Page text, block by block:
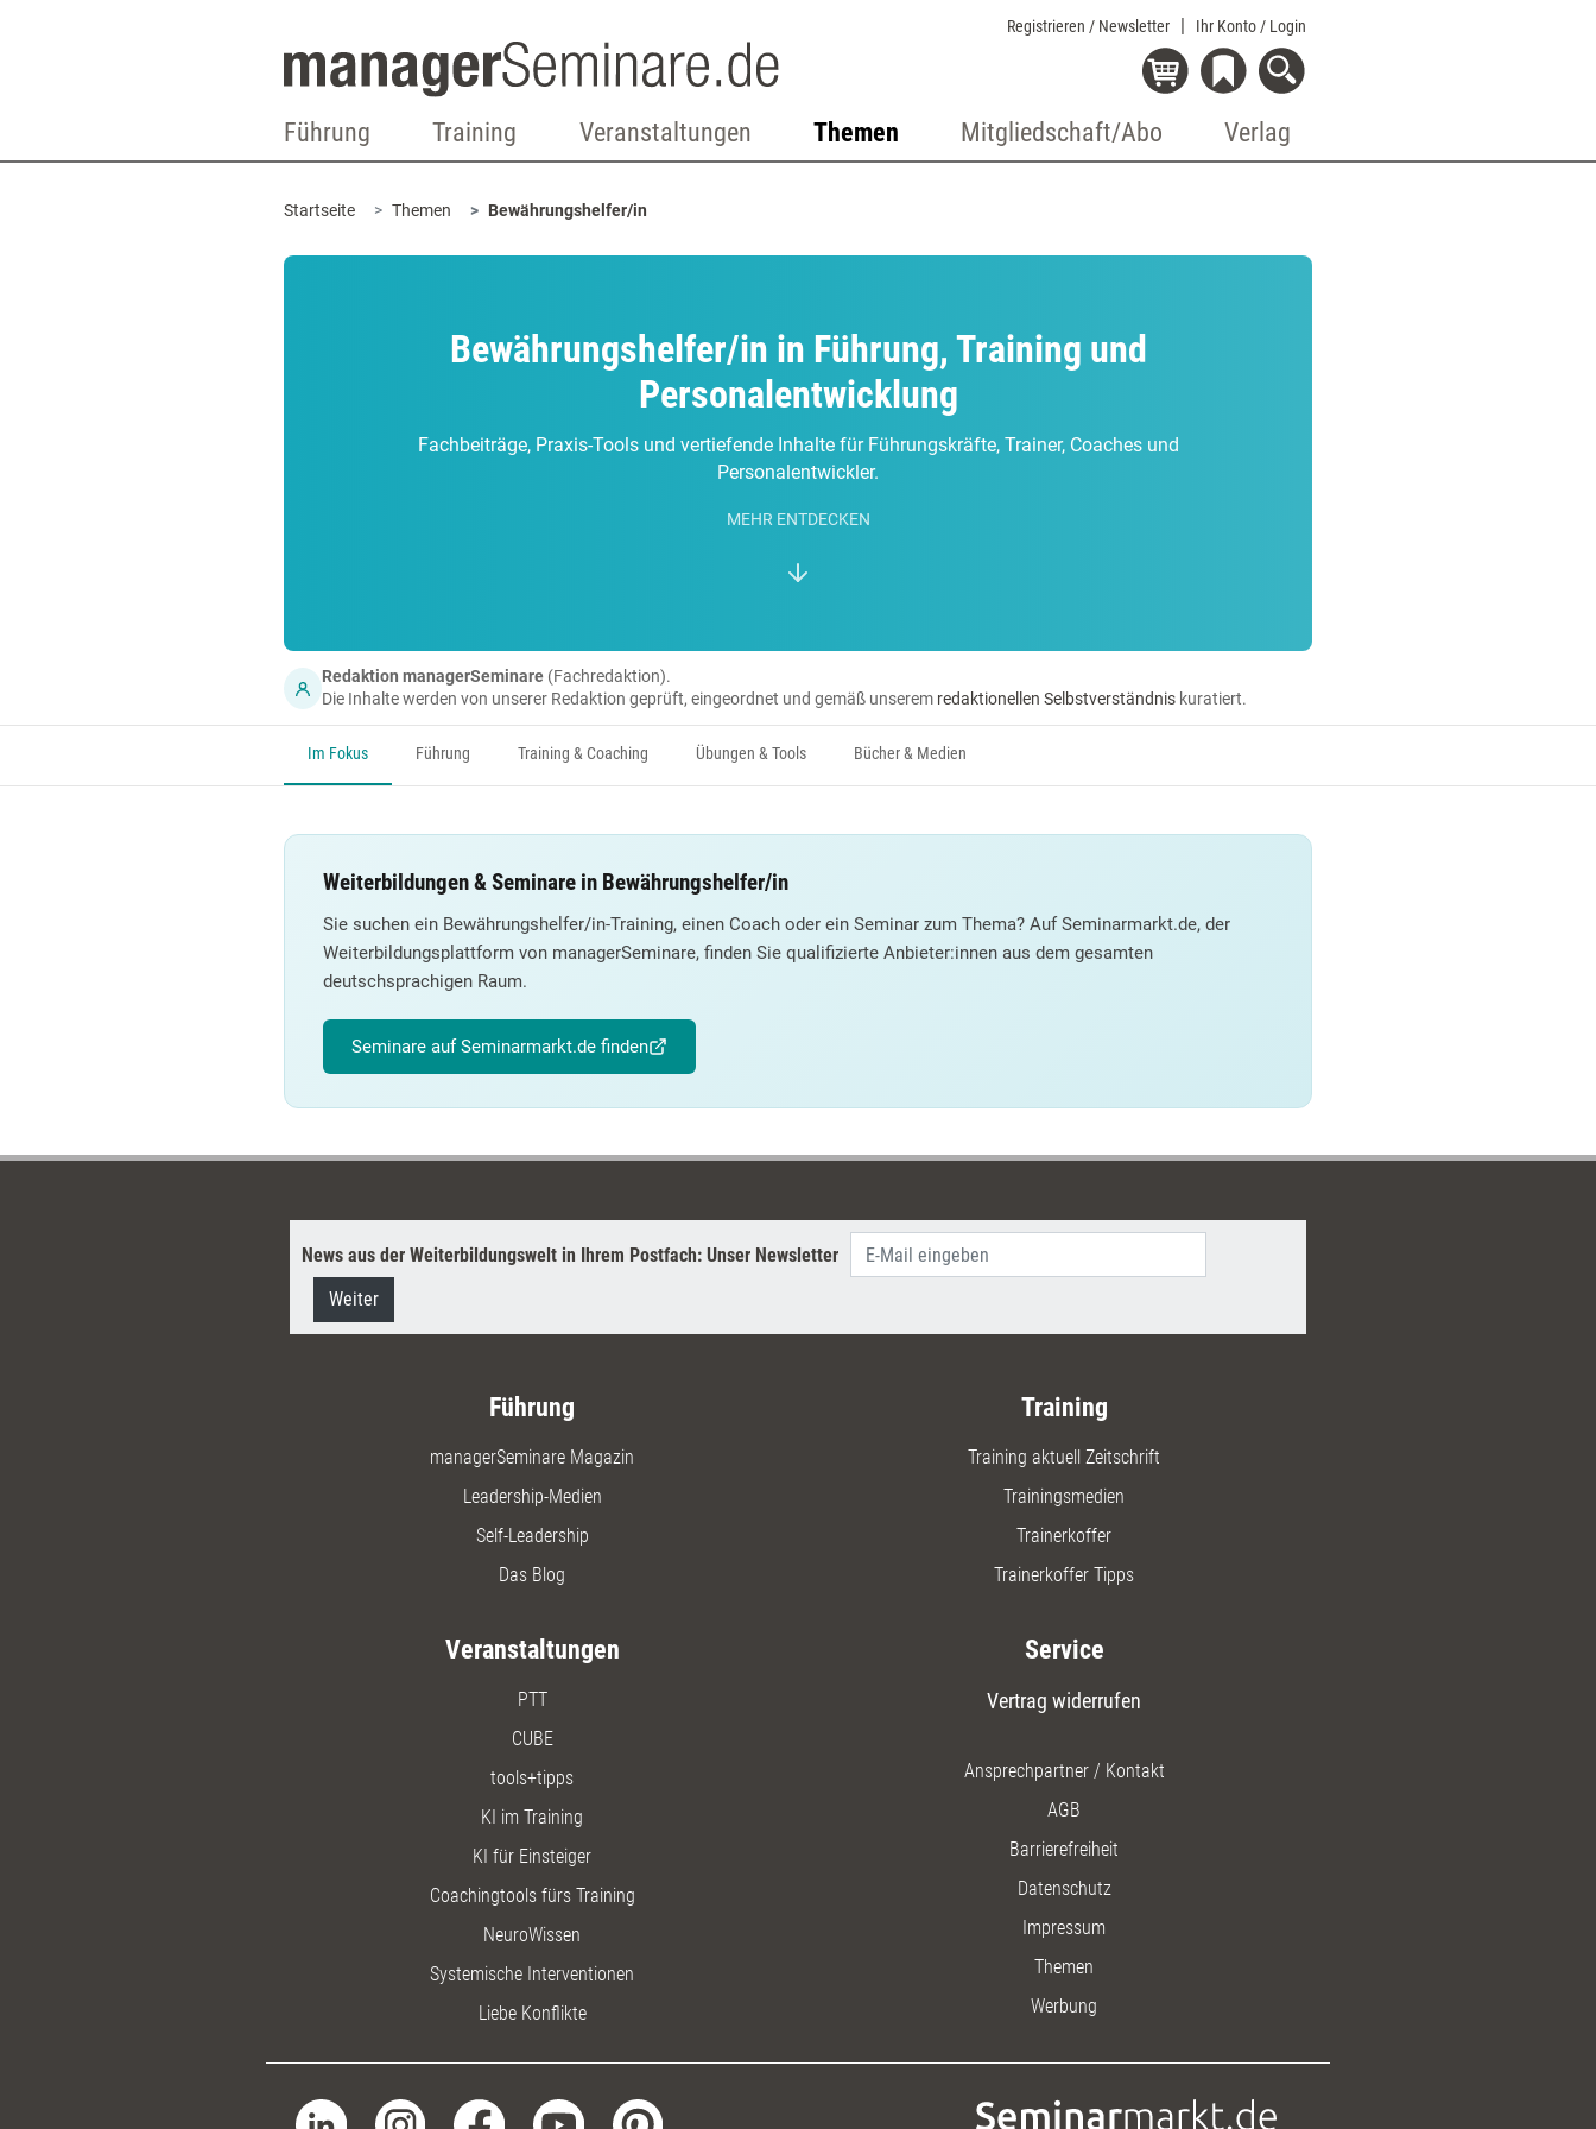
Registrieren / Newsletter Ihr Konto / Login
Führung Training Veranstaltungen Themen Mitgliedschaft/Abo Verlag
Startseite Themen Bewährungshelfer/in
Bewährungshelfer/in in Führung, Training und
Personalentwicklung
Fachbeiträge, Praxis-Tools und vertiefende Inhalte für Führungskräfte, Trainer, Coaches und
Personalentwickler.
MEHR ENTDECKEN
Redaktion managerSeminare (Fachredaktion).
Die Inhalte werden von unserer Redaktion geprüft, eingeordnet und gemäß unserem redaktionellen Selbstverständnis kuratiert.
Im Fokus Führung Training & Coaching Übungen & Tools Bücher & Medien
Weiterbildungen & Seminare in Bewährungshelfer/in
Sie suchen ein Bewährungshelfer/in-Training, einen Coach oder ein Seminar zum Thema? Auf Seminarmarkt.de, der
Weiterbildungsplattform von managerSeminare, finden Sie qualifizierte Anbieter:innen aus dem gesamten
deutschsprachigen Raum.
Seminare auf Seminarmarkt.de finden
News aus der Weiterbildungswelt in Ihrem Postfach: Unser Newsletter
Weiter
Führung
managerSeminare Magazin
Leadership-Medien
Self-Leadership
Das Blog
Training
Training aktuell Zeitschrift
Trainingsmedien
Trainerkoffer
Trainerkoffer Tipps
Veranstaltungen
PTT
CUBE
tools+tipps
KI im Training
KI für Einsteiger
Coachingtools fürs Training
NeuroWissen
Systemische Interventionen
Liebe Konflikte
Service
Vertrag widerrufen
Ansprechpartner / Kontakt
AGB
Barrierefreiheit
Datenschutz
Impressum
Themen
Werbung